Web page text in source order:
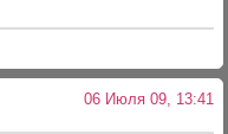
06 Июля 09, 13:41